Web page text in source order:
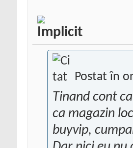
Postat în
Tinand cont
ca magazin
buyvip,